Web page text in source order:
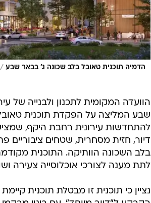
הדמיה תוכנית טאובל בלב שכונה ג' בבאר שבע /
הוועדה המקומית לתכנון ולבנייה של
שבע המליצה על הפקדת תוכנית
דיור, חזית מסחרית, שטחים
בלב השכונה הוותיקה. התוכנית
לתת מענה לצורכי אוכלוסייה צעירה